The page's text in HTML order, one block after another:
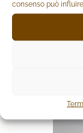
consenso può